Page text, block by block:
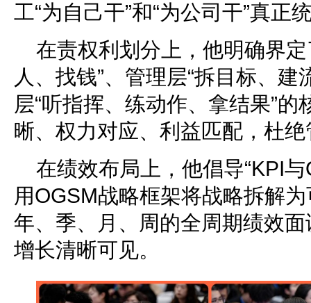
工“为自己干”和“为公司干”真正
在责权利划分上，他明确界
人、找钱”、管理层“拆目标、建
层“听指挥、练动作、拿结果”
晰、权力对应、利益匹配，杜
在绩效布局上，他倡导“KPI
用OGSM战略框架将战略拆解
年、季、月、周的全周期绩效
增长清晰可见。